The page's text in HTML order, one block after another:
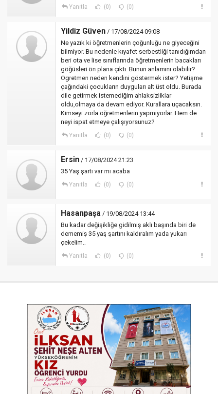
Yanıtla (0) (0)
Yildiz Güven / 17/08/2024 09:08
Ne yazık ki öğretmenlerin çoğunluğu ne giyeceğini
bilmiyor. Bu nedenle kıyafet serbestliği tanıdığımdan
beri ota ve lise sınıflarında öğretmenlerin bacakları
göğüsleri ön plana çıktı. Bunun anlamını olabilir?
Ogretmen neden kendini göstermek ister? Yetişme
çağındaki çocukların duyguları alt üst oldu. Burada
dile getirmek istemediğim ahlaksizliklar
oldu,olmaya da devam ediyor. Kurallara uçacaksın.
Kimseyi zorla öğretmenlerin yapmıyorlar. Hem de
neyi ispat etmeye çalışıyorsunuz?
Yanıtla (0) (0)
Ersin / 17/08/2024 21:23
35 Yaş şartı var mı acaba
Yanıtla (0) (0)
Hasanpaşa / 19/08/2024 13:44
Bu kadar değişikliğe gidilmiş aklı başında biri de
dememiş 35 yaş şartını kaldıralım yada yukarı
çekelim..
Yanıtla (0) (0)